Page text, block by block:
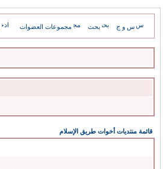
س و ج بحث مجموعات العضوات
قائمة منتديات أخوات طريق الإسلام